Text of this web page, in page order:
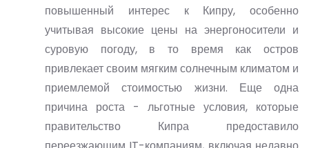
повышенный интерес к Кипру, особенно
учитывая высокие цены на энергоносители и
суровую погоду, в то время как остров
привлекает своим мягким солнечным климатом и
приемлемой стоимостью жизни. Еще одна
причина роста - льготные условия, которые
правительство Кипра предоставило